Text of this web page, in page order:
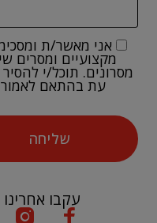
אני מאשר/ת
מקצועיים ומסרים
מסרונים. תוכל/י
עת בהתאם
שליחה
עקבו